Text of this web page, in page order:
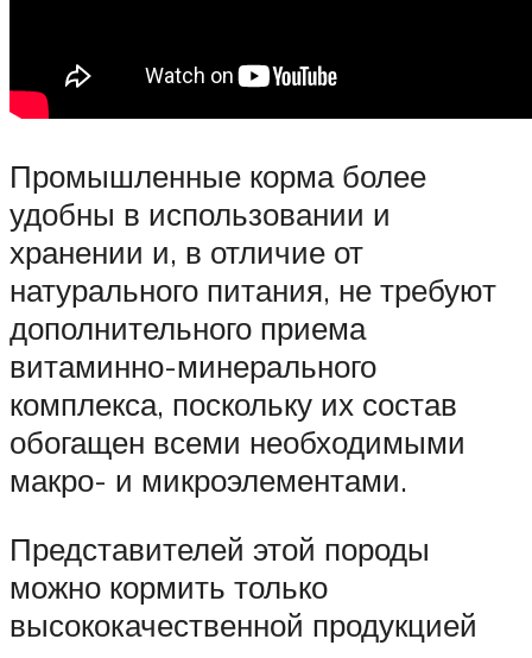
Промышленные корма более
удобны в использовании и
хранении и, в отличие от
натурального питания, не требуют
дополнительного приема
витаминно-минерального
комплекса, поскольку их состав
обогащен всеми необходимыми
макро- и микроэлементами.
Представителей этой породы
можно кормить только
высококачественной продукцией